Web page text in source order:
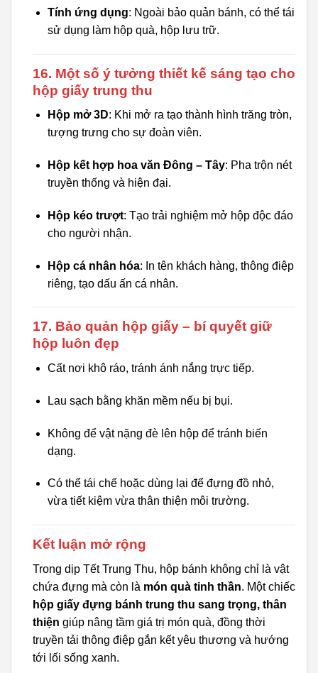
Tính ứng dụng: Ngoài bảo quản bánh, có thể tái
sử dụng làm hộp quà, hộp lưu trữ.
16. Một số ý tưởng thiết kế sáng tạo cho
hộp giấy trung thu
Hộp mở 3D: Khi mở ra tạo thành hình trăng tròn,
tượng trưng cho sự đoàn viên.
Hộp kết hợp hoa văn Đông – Tây: Pha trộn nét
truyền thống và hiện đại.
Hộp kéo trượt: Tạo trải nghiệm mở hộp độc đáo
cho người nhận.
Hộp cá nhân hóa: In tên khách hàng, thông điệp
riêng, tạo dấu ấn cá nhân.
17. Bảo quản hộp giấy – bí quyết giữ
hộp luôn đẹp
Cất nơi khô ráo, tránh ánh nắng trực tiếp.
Lau sạch bằng khăn mềm nếu bị bụi.
Không để vật nặng đè lên hộp để tránh biến
dạng.
Có thể tái chế hoặc dùng lại để đựng đồ nhỏ,
vừa tiết kiệm vừa thân thiện môi trường.
Kết luận mở rộng
Trong dịp Tết Trung Thu, hộp bánh không chỉ là vật
chứa đựng mà còn là món quà tinh thần. Một chiếc
hộp giấy đựng bánh trung thu sang trọng, thân
thiện giúp nâng tầm giá trị món quà, đồng thời
truyền tải thông điệp gắn kết yêu thương và hướng
tới lối sống xanh.